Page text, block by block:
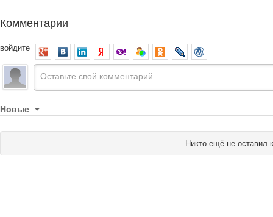
Комментарии
войдите
Новые
Никто ещё не оставил